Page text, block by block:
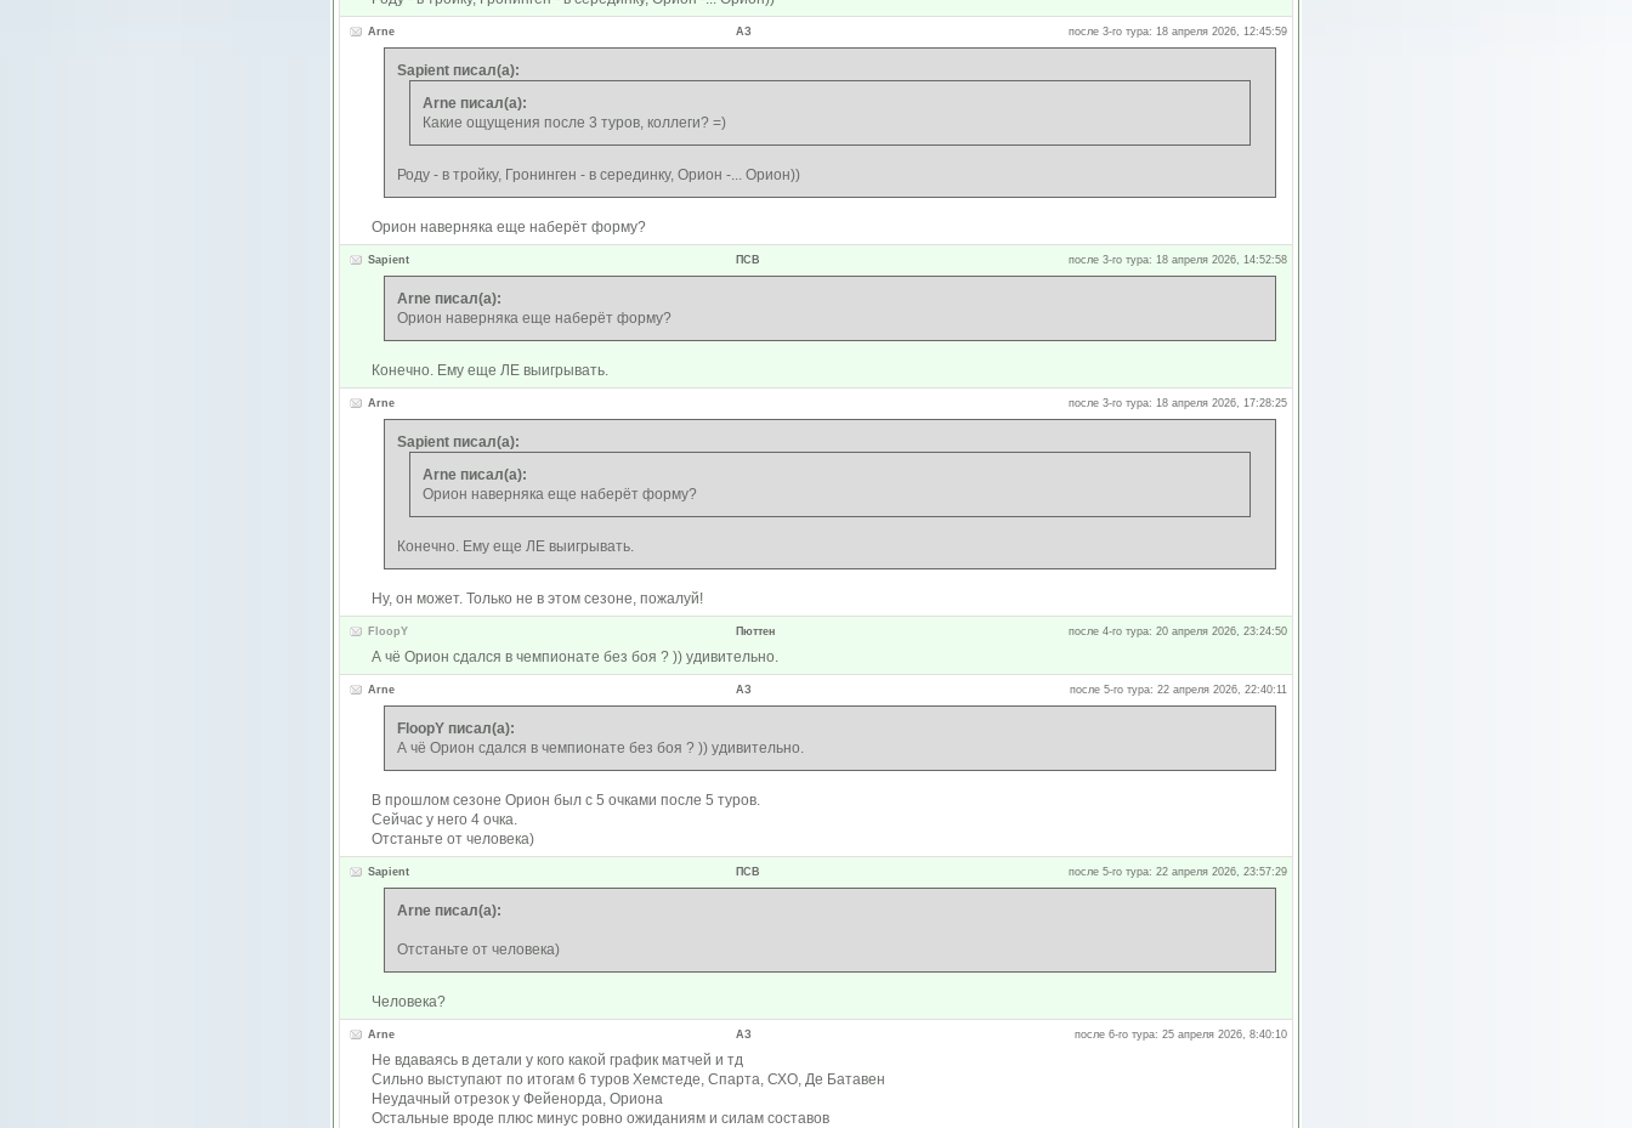
Arne АЗ после 3-го тура: 18 апреля 2026, 12:45:59
Sapient писал(а):
Arne писал(а):
Какие ощущения после 3 туров, коллеги? =)
Роду - в тройку, Гронинген - в серединку, Орион -... Орион))
Орион наверняка еще наберёт форму?
Sapient ПСВ после 3-го тура: 18 апреля 2026, 14:52:58
Arne писал(а):
Орион наверняка еще наберёт форму?
Конечно. Ему еще ЛЕ выигрывать.
Arne после 3-го тура: 18 апреля 2026, 17:28:25
Sapient писал(а):
Arne писал(а):
Орион наверняка еще наберёт форму?
Конечно. Ему еще ЛЕ выигрывать.
Ну, он может. Только не в этом сезоне, пожалуй!
FloopY Пюттен после 4-го тура: 20 апреля 2026, 23:24:50
А чё Орион сдался в чемпионате без боя ? )) удивительно.
Arne АЗ после 5-го тура: 22 апреля 2026, 22:40:11
FloopY писал(а):
А чё Орион сдался в чемпионате без боя ? )) удивительно.
В прошлом сезоне Орион был с 5 очками после 5 туров.
Сейчас у него 4 очка.
Отстаньте от человека)
Sapient ПСВ после 5-го тура: 22 апреля 2026, 23:57:29
Arne писал(а):
Отстаньте от человека)
Человека?
Arne АЗ после 6-го тура: 25 апреля 2026, 8:40:10
Не вдаваясь в детали у кого какой график матчей и тд
Сильно выступают по итогам 6 туров Хемстеде, Спарта, СХО, Де Батавен
Неудачный отрезок у Фейенорда, Ориона
Остальные вроде плюс минус ровно ожиданиям и силам составов